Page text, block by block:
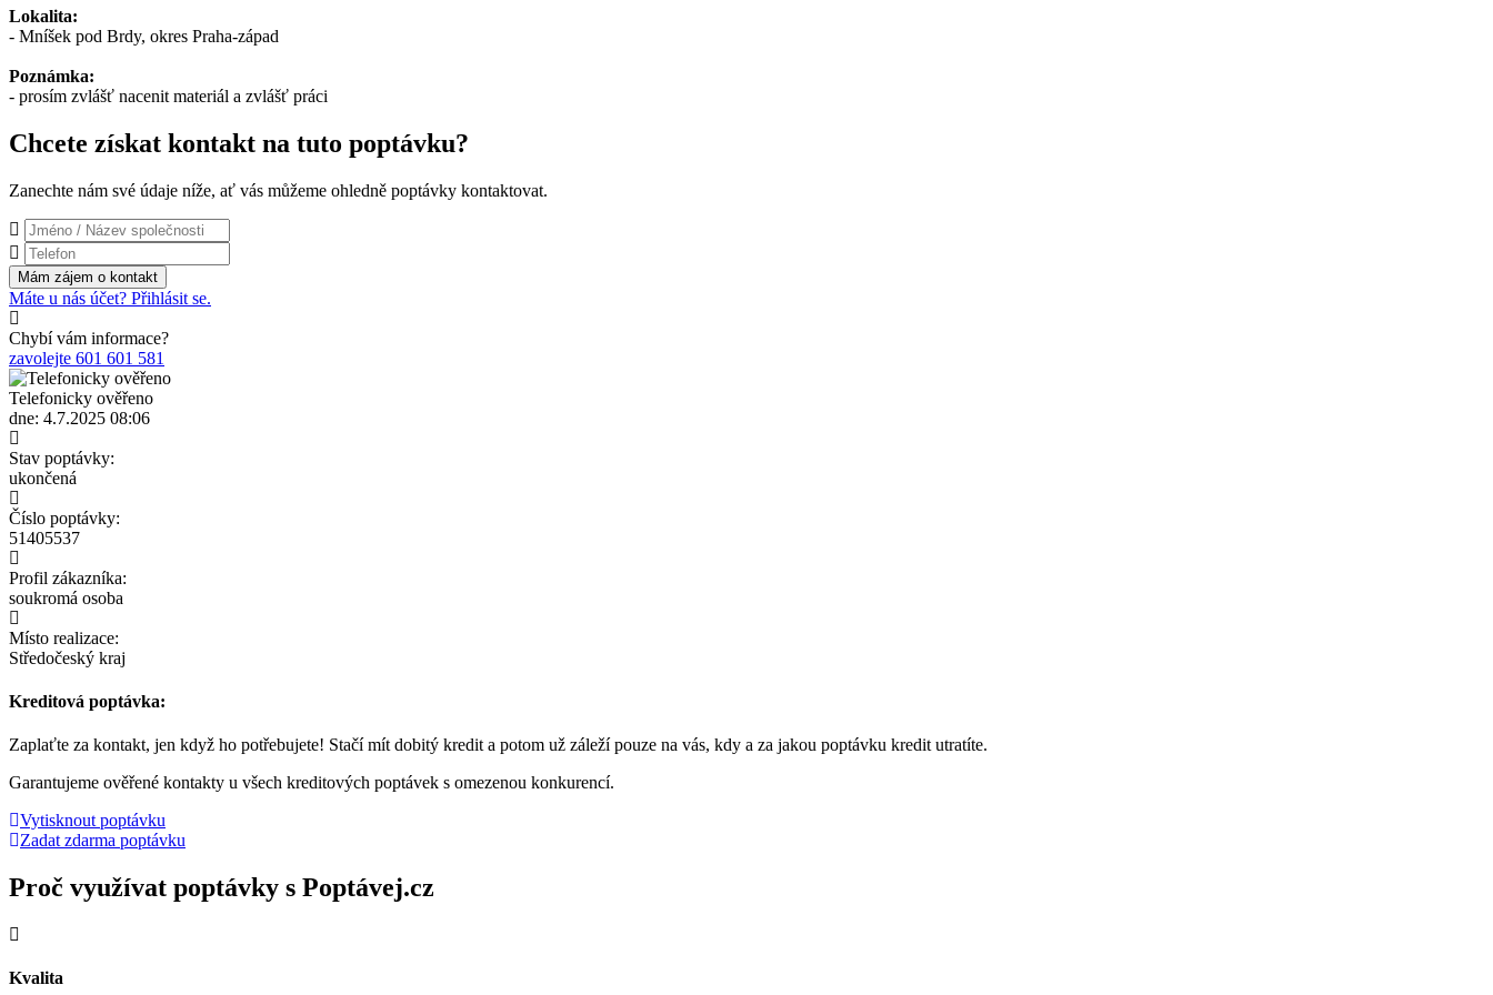
Lokalita:
- Mníšek pod Brdy, okres Praha-západ
Poznámka:
- prosím zvlášť nacenit materiál a zvlášť práci
Chcete získat kontakt na tuto poptávku?
Zanechte nám své údaje níže, ať vás můžeme ohledně poptávky kontaktovat.
Máte u nás účet? Přihlásit se.
Chybí vám informace?
zavolejte 601 601 581
Telefonicky ověřeno
dne: 4.7.2025 08:06
Stav poptávky:
ukončená
Číslo poptávky:
51405537
Profil zákazníka:
soukromá osoba
Místo realizace:
Středočeský kraj
Kreditová poptávka:
Zaplaťte za kontakt, jen když ho potřebujete! Stačí mít dobitý kredit a potom už záleží pouze na vás, kdy a za jakou poptávku kredit utratíte.
Garantujeme ověřené kontakty u všech kreditových poptávek s omezenou konkurencí.
Vytisknout poptávku
Zadat zdarma poptávku
Proč využívat poptávky s Poptávej.cz
Kvalita